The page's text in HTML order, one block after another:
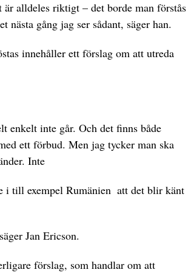
alldeles riktigt – det borde man förstås
nästa gång jag ser sådant, säger han.
innehåller ett förslag om att utreda
enkelt inte går. Och det finns både
ett förbud. Men jag tycker man ska
Inte
i till exempel Rumänien ­ att det blir känt
Jan Ericson.
förslag, som handlar om att